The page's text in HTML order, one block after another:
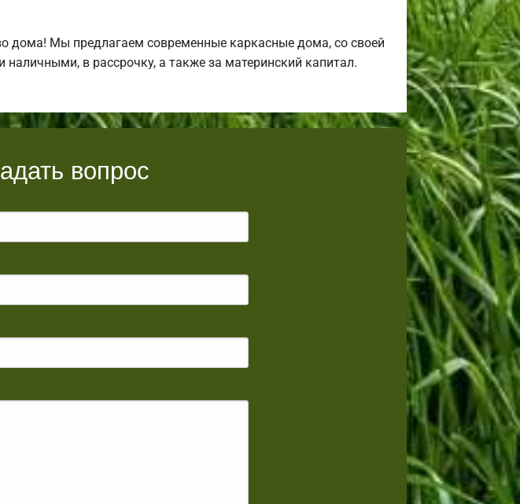
дома! Мы предлагаем современные каркасные дома, со своей
в рассрочку, а также за материнский капитал.
вопрос